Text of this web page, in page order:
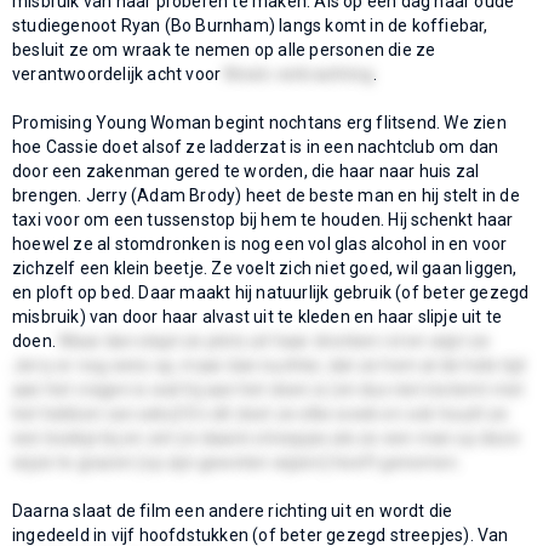
studiegenoot Ryan (Bo Burnham) langs komt in de koffiebar,
besluit ze om wraak te nemen op alle personen die ze
verantwoordelijk acht voor
Promising Young Woman begint nochtans erg flitsend. We zien
hoe Cassie doet alsof ze ladderzat is in een nachtclub om dan
door een zakenman gered te worden, die haar naar huis zal
brengen. Jerry (Adam Brody) heet de beste man en hij stelt in de
taxi voor om een tussenstop bij hem te houden. Hij schenkt haar
hoewel ze al stomdronken is nog een vol glas alcohol in en voor
zichzelf een klein beetje. Ze voelt zich niet goed, wil gaan liggen,
en ploft op bed. Daar maakt hij natuurlijk gebruik (of beter gezegd
misbruik) van door haar alvast uit te kleden en haar slipje uit te
doen.
Daarna slaat de film een andere richting uit en wordt die
ingedeeld in vijf hoofdstukken (of beter gezegd streepjes). Van